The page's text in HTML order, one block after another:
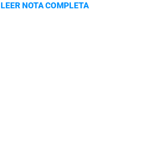
LEER NOTA COMPLETA